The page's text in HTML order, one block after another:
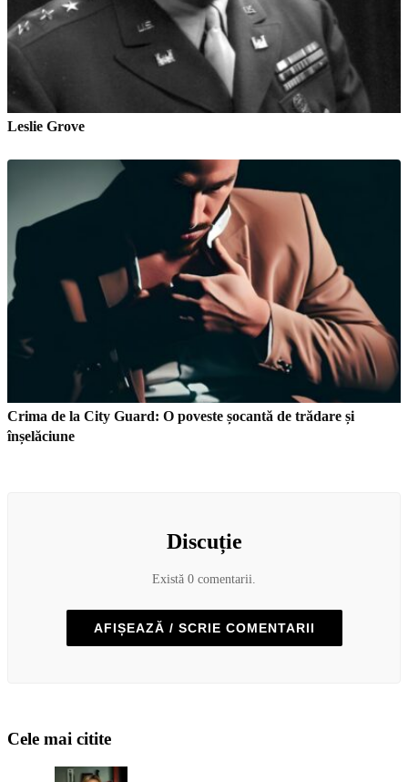
Leslie Grove
Crima de la City Guard: O poveste șocantă de trădare și
înșelăciune
Discuție
Există 0 comentarii.
AFIȘEAZĂ / SCRIE COMENTARII
Cele mai citite